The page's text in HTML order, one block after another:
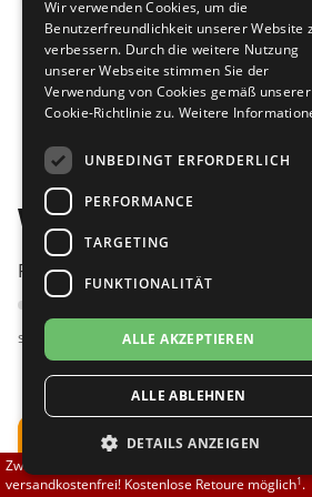
Brautschuhe
Sneaker
Übergrößen 43-44
Flexerinas
Merlet
Nueva Epoca
RayRose
Rummos
Rumpf
SoDanca
TopTanz
Bilder
Werner Kern Fatima 5
Passt am besten bei Fußweite:
schmal normal
4.91 (11
Hinweis: Schuh fällt groß aus.
Empfehlung: Bitte eineganze UK
Zwischen 70,00 EUR und 800,00 EUR liefern wir
versandkostenfrei! Kostenlose Retoure möglich1.
Wir verwenden Cookies, um die
Benutzerfreundlichkeit unserer Website
verbessern. Durch die weitere Nutzung
unserer Webseite stimmen Sie der
Verwendung von Cookies gemäß unserer
Cookie-Richtlinie zu. Weitere
UNBEDINGT ERFORDERLICH
PERFORMANCE
TARGETING
FUNKTIONALITÄT
ALLE AKZEPTIEREN
ALLE ABLEHNEN
DETAILS ANZEIGEN